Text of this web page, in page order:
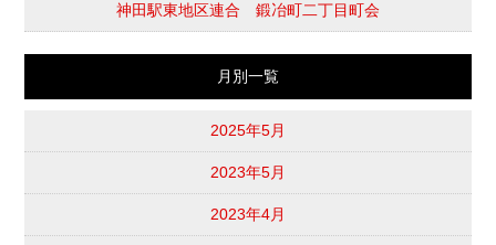
神田駅東地区連合 鍛冶町二丁目町会
月別一覧
2025年5月
2023年5月
2023年4月